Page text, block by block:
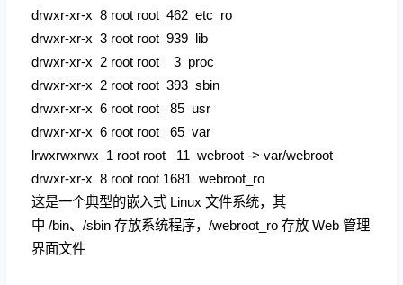
drwxr-xr-x 8 root root 462 etc_ro
drwxr-xr-x 3 root root 939 lib
drwxr-xr-x 2 root root 3 proc
drwxr-xr-x 2 root root 393 sbin
drwxr-xr-x 6 root root 85 usr
drwxr-xr-x 6 root root 65 var
lrwxrwxrwx 1 root root 11 webroot -> var/webroot
drwxr-xr-x 8 root root 1681 webroot_ro
这是一个典型的嵌入式 Linux 文件系统，其
中 /bin、/sbin 存放系统程序，/webroot_ro 存放 Web 管理
界面文件